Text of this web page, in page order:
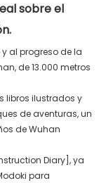
sobre el
libros ilustrados y
de aventuras, un
de Wuhan
Diary], ya
para